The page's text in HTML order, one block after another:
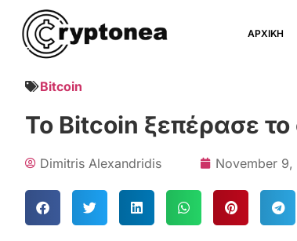
ΑΡΧΙΚΗ
Bitcoin
Το Bitcoin ξεπέρασε
Dimitris Alexandridis November 9,